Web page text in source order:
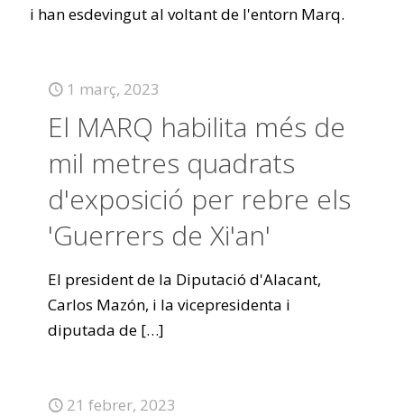
i han esdevingut al voltant de l'entorn Marq.
1 març, 2023
El MARQ habilita més de
mil metres quadrats
d'exposició per rebre els
'Guerrers de Xi'an'
El president de la Diputació d'Alacant,
Carlos Mazón, i la vicepresidenta i
diputada de […]
21 febrer, 2023